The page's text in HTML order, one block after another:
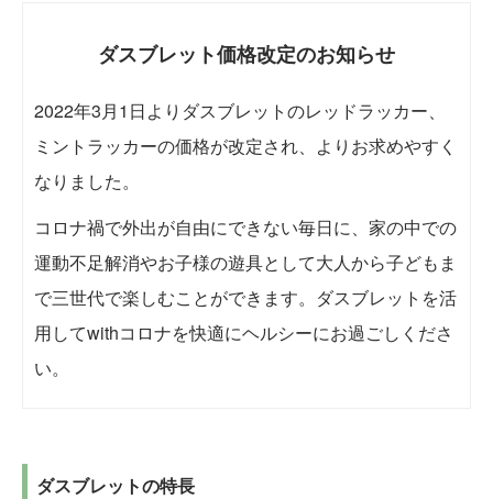
ダスブレット価格改定のお知らせ
2022年3月1日よりダスブレットのレッドラッカー、
ミントラッカーの価格が改定され、よりお求めやすく
なりました。
コロナ禍で外出が自由にできない毎日に、家の中での
運動不足解消やお子様の遊具として大人から子どもま
で三世代で楽しむことができます。ダスブレットを活
用してwithコロナを快適にヘルシーにお過ごしくださ
い。
ダスブレットの特長